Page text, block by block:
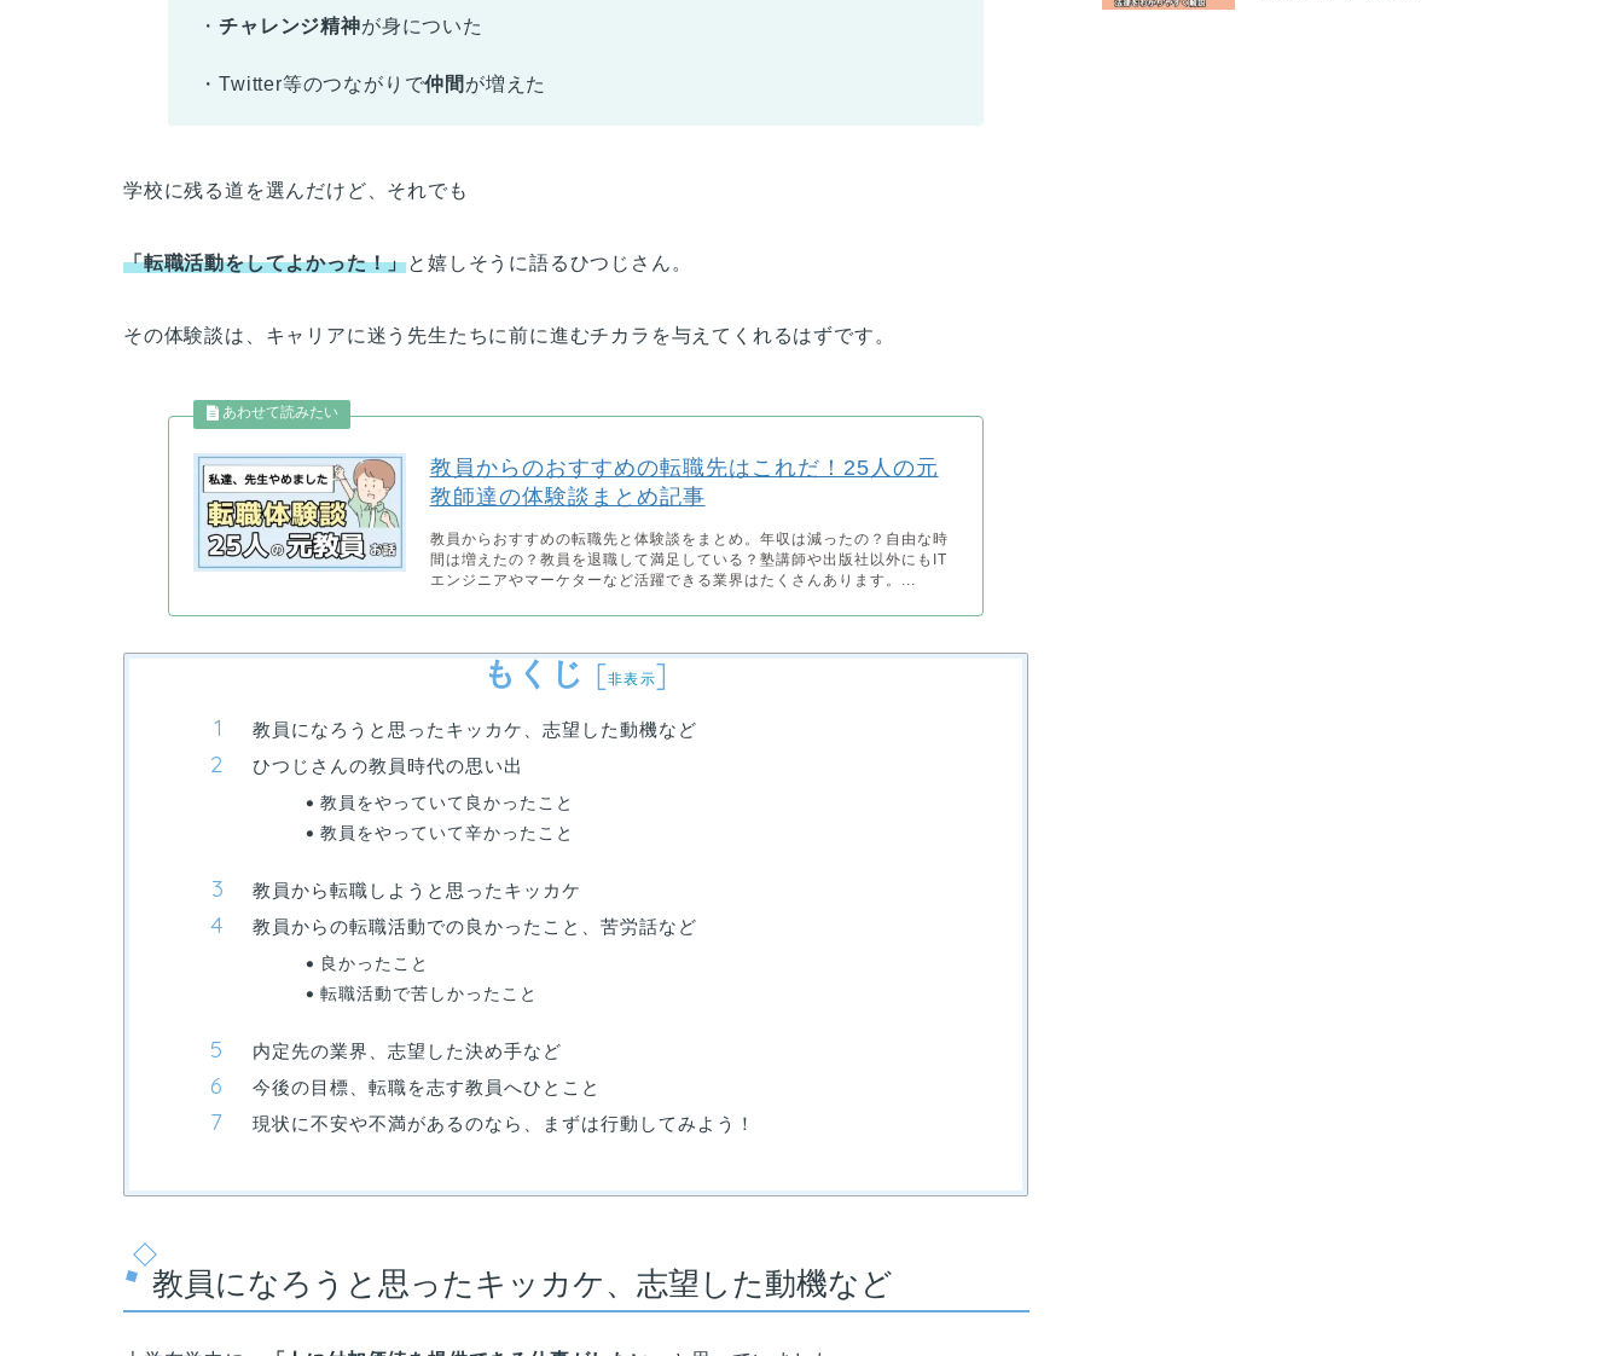
・チャレンジ精神が身についた
・Twitter等のつながりで仲間 が増えた
学校に残る道を選んだけど、それでも
「転職活動をしてよかった！」と嬉しそうに語るひつじさん。
その体験談は、キャリアに迷う先生たちに前に進むチカラを与えてくれるはずです。
教員からのおすすめの転職先はこれだ！25人の元
教師達の体験談まとめ記事
教員からおすすめの転職先と体験談をまとめ。年収は減ったの？自由な時
間は増えたの？教員を退職して満足している？塾講師や出版社以外にもIT
エンジニアやマーケターなど活躍できる業界はたくさんあります。...
もくじ [非表示]
教員になろうと思ったキッカケ、志望した動機など
ひつじさんの教員時代の思い出
教員をやっていて良かったこと
教員をやっていて辛かったこと
教員から転職しようと思ったキッカケ
教員からの転職活動での良かったこと、苦労話など
良かったこと
転職活動で苦しかったこと
内定先の業界、志望した決め手など
今後の目標、転職を志す教員へひとこと
現状に不安や不満があるのなら、まずは行動してみよう！
教員になろうと思ったキッカケ、志望した動機など